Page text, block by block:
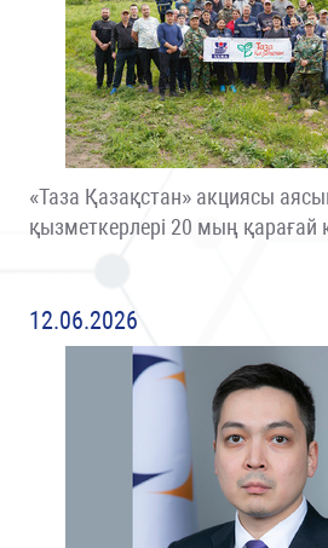
«Таза Қазақстан» акциясы
қызметкерлері 20 мың қарағай
12.06.2026